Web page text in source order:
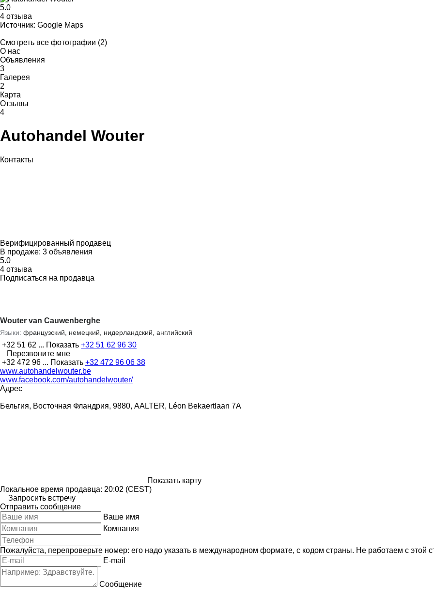
5.0
4 отзыва
Источник: Google Maps
Смотреть все фотографии (2)
О нас
Объявления
3
Галерея
2
Карта
Отзывы
4
Autohandel Wouter
Контакты
Верифицированный продавец
В продаже: 3 объявления
5.0
4 отзыва
Подписаться на продавца
Wouter van Cauwenberghe
Языки: французский, немецкий, нидерландский, английский
+32 51 62 ... Показать +32 51 62 96 30
Перезвоните мне
+32 472 96 ... Показать +32 472 96 06 38
www.autohandelwouter.be
www.facebook.com/autohandelwouter/
Адрес
Бельгия, Восточная Фландрия, 9880, AALTER, Léon Bekaertlaan 7A
Показать карту
Локальное время продавца: 20:02 (CEST)
Запросить встречу
Отправить сообщение
Ваше имя
Компания
Пожалуйста, перепроверьте номер: его надо указать в международном формате, с кодом страны. Не работаем с этой
E-mail
Сообщение